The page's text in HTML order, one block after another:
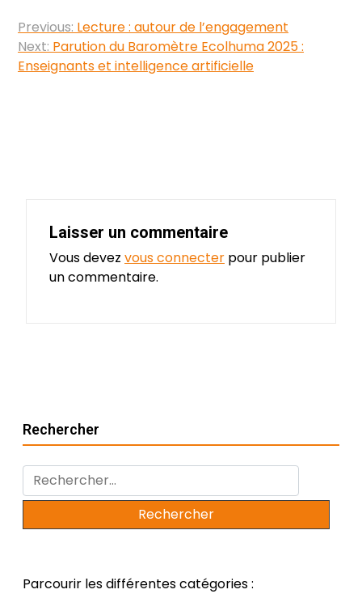
Navigation
de
l’article
Previous: Lecture : autour de l’engagement
Next: Parution du Baromètre Ecolhuma 2025 :
Enseignants et intelligence artificielle
Laisser un commentaire
Vous devez vous connecter pour publier
un commentaire.
Rechercher
Rechercher :
Parcourir les différentes catégories :